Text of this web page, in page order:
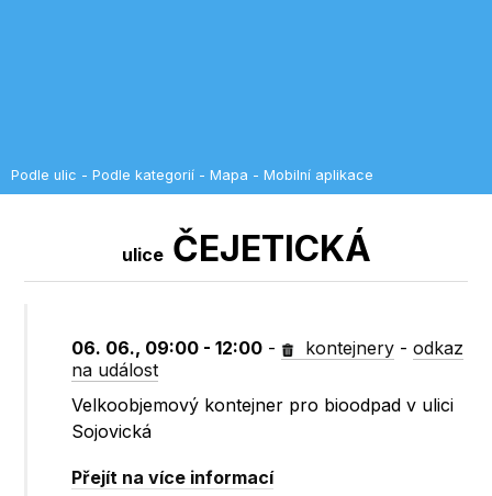
Podle ulic - Podle kategorií - Mapa - Mobilní aplikace
uliceČEJETICKÁ
06. 06., 09:00 - 12:00 - kontejnery -odkaz
na událost
Velkoobjemový kontejner pro bioodpad v ulici
Sojovická
Přejít na více informací